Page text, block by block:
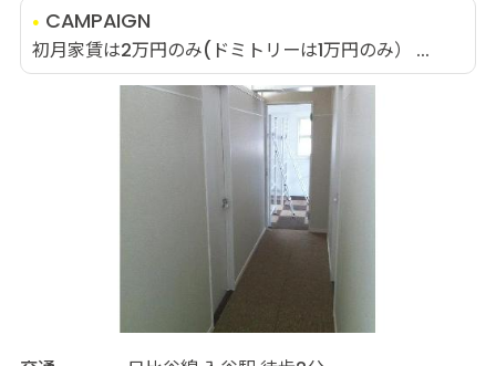
CAMPAIGN
初月家賃は2万円のみ(ドミトリーは1万円のみ） ...